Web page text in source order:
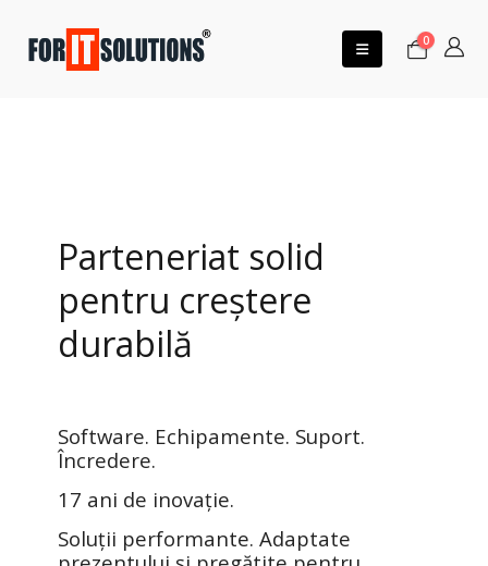
0
Parteneriat solid
pentru creștere
durabilă
Software. Echipamente. Suport.
Încredere.
17 ani de inovație.
Soluții performante. Adaptate